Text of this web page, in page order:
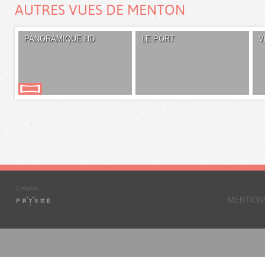
AUTRES VUES DE MENTON
PANORAMIQUE HD LE PORT